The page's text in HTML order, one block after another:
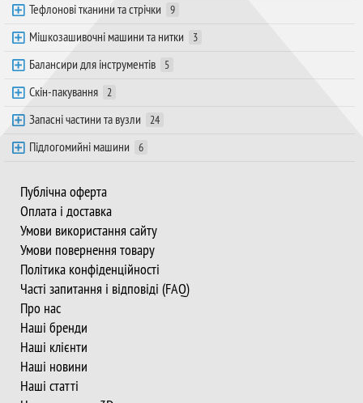
Тефлонові тканини та стрічки 9
Мішкозашивочні машини та нитки 3
Балансири для інструментів 5
Скін-пакування 2
Запасні частини та вузли 24
Підлогомийні машини 6
Публічна оферта
Оплата і доставка
Умови використання сайту
Умови повернення товару
Політика конфіденційності
Часті запитання і відповіді (FAQ)
Про нас
Наші бренди
Наші клієнти
Наші новини
Наші статті